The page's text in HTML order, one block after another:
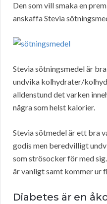
Den som vill smaka en
anskaffa Stevia
Stevia sötningsmedel är
undvika kolhydrater/
alldenstund det varken
några som helst kalorier.
Stevia sötmedel är ett bra
godis men beredvilligt
som strösocker för med
är vanligt samt kommer ur
Diabetes är en